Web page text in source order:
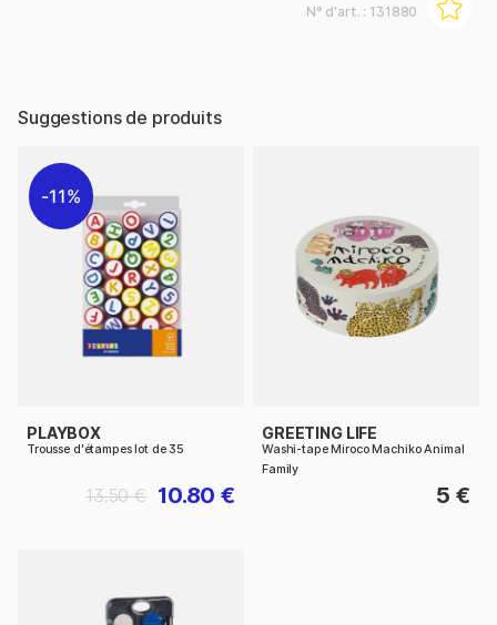
N° d'art. : 131880
Suggestions de produits
11%
PLAYBOX
Trousse d'étampes lot de 35
10.80 €
13.50 €
GREETING LIFE
Washi-tape Miroco Machiko Animal
Family
5 €